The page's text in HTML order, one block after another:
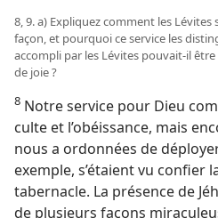
8, 9. a) Expliquez comment les Lévites
façon, et pourquoi ce service les
accompli par les Lévites pouvait-​il
de joie ?
8 Notre service pour Dieu
culte et l’obéissance, mais
nous a ordonnées de
exemple, s’étaient vu confier
tabernacle. La présence de
de plusieurs façons